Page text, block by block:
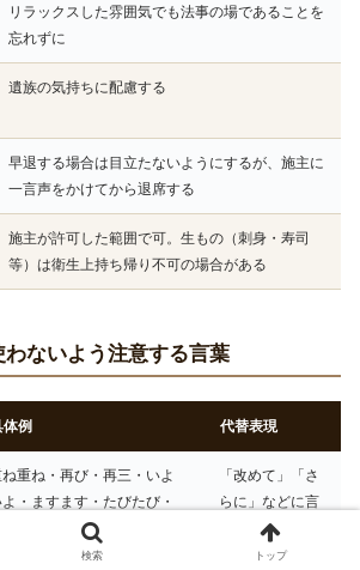
リラックスした雰囲気でも法事の場であることを
忘れずに
遺族の気持ちに配慮する
早退する場合は目立たないようにするが、施主に
一言声をかけてから退席する
施主が許可した範囲で可。生もの（刺身・寿司
等）は衛生上持ち帰り不可の場合がある
ないよう注意する言葉
体例 代替表現
重ね・再び・再三・いよ
よ・ますます・たびたび・
「改めて」「さ
らに」などに言
い換え
検索 トップ